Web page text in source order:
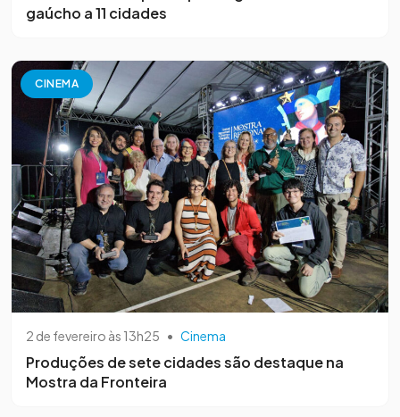
gaúcho a 11 cidades
CINEMA
2 de fevereiro às 13h25 • Cinema
Produções de sete cidades são destaque na
Mostra da Fronteira